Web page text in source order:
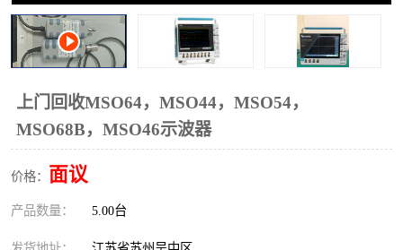
上门回收MSO64，MSO44，MSO54，
MSO68B，MSO46示波器
价格： 面议
产品数量： 5.00台
示波器 直流电源
阻抗分析仪
频率计 无线测试仪
静电计